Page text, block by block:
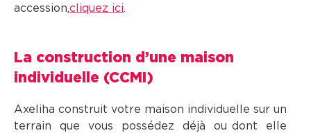
accession,cliquez ici.
La construction d’une maison
individuelle (CCMI)
Axeliha construit votre maison individuelle sur un
terrain que vous possédez déjà ou dont elle